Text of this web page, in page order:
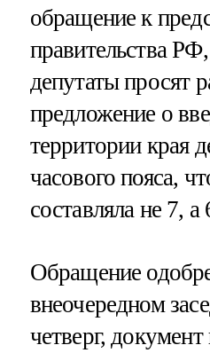
обращение к
правительства
депутаты просят
предложение о
территории края
часового пояса,
составляла не 7, а
Обращение
внеочередном
четверг,